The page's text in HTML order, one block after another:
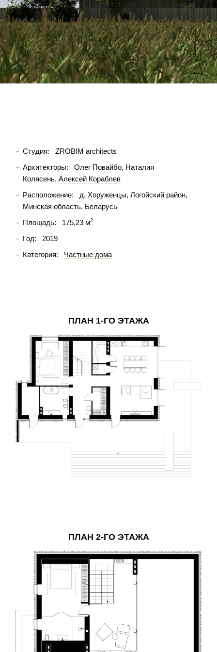
Студия:
ZROBIM architects
Архитекторы:
Олег Повайбо Наталия
Колясень Алексей Кораблев
Расположение:
д. Хоруженцы, Логойский район,
Минская область, Беларусь
Площадь:
175,23 м2
Год:
2019
Категория:
Частные дома
ПЛАН 1-ГО ЭТАЖА
ПЛАН 2-ГО ЭТАЖА